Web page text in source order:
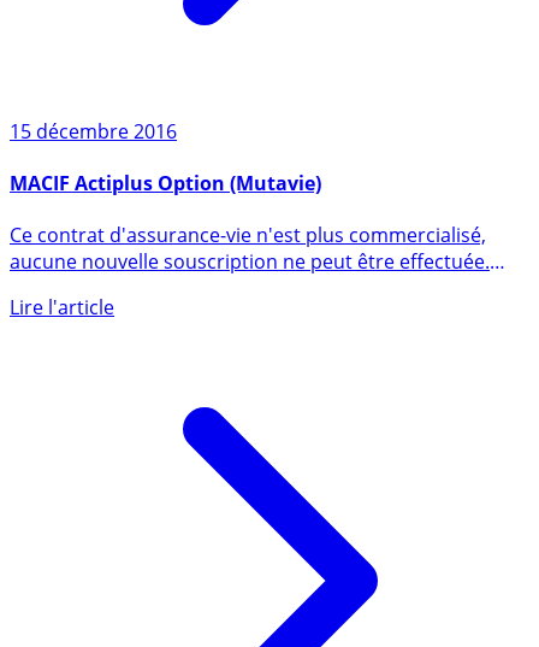
15 décembre 2016
MACIF Actiplus Option (Mutavie)
aucune nouvelle souscription ne peut être effectuée.